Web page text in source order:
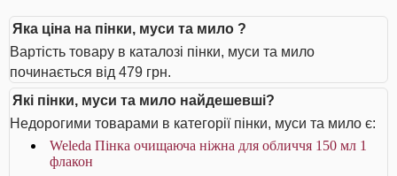
Яка ціна на пінки, муси та мило ?
Вартість товару в каталозі пінки, муси та мило
починається від 479 грн.
Які пінки, муси та мило найдешевші?
Недорогими товарами в категорії пінки, муси та мило є:
Weleda Пінка очищаюча ніжна для обличчя 150 мл 1
флакон